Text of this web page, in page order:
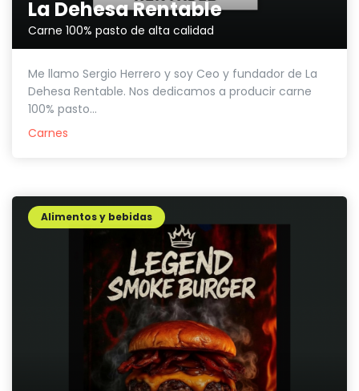
La Dehesa Rentable
Carne 100% pasto de alta calidad
Me llamo Sergio Herrero y soy Ceo y fundador de La
Dehesa Rentable. Nos dedicamos a producir carne
100% pasto...
Carnes
Alimentos y bebidas